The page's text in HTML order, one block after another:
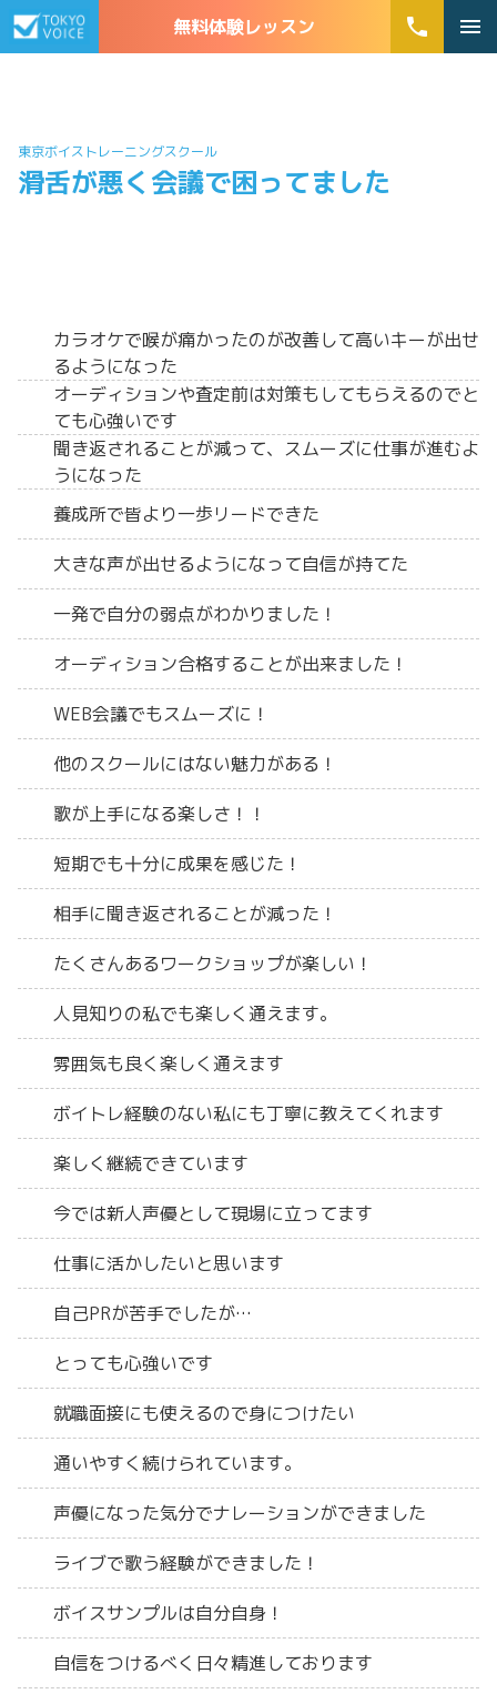
無料体験レッスン phone menu
東京ボイストレーニングスクール
滑舌が悪く会議で困ってました
カラオケで喉が痛かったのが改善して高いキーが出せ
るようになった
オーディションや査定前は対策もしてもらえるのでと
ても心強いです
聞き返されることが減って、スムーズに仕事が進むよ
うになった
養成所で皆より一歩リードできた
大きな声が出せるようになって自信が持てた
一発で自分の弱点がわかりました！
オーディション合格することが出来ました！
WEB会議でもスムーズに！
他のスクールにはない魅力がある！
歌が上手になる楽しさ！！
短期でも十分に成果を感じた！
相手に聞き返されることが減った！
たくさんあるワークショップが楽しい！
人見知りの私でも楽しく通えます。
雰囲気も良く楽しく通えます
ボイトレ経験のない私にも丁寧に教えてくれます
楽しく継続できています
今では新人声優として現場に立ってます
仕事に活かしたいと思います
自己PRが苦手でしたが…
とっても心強いです
就職面接にも使えるので身につけたい
通いやすく続けられています。
声優になった気分でナレーションができました
ライブで歌う経験ができました！
ボイスサンプルは自分自身！
自信をつけるべく日々精進しております